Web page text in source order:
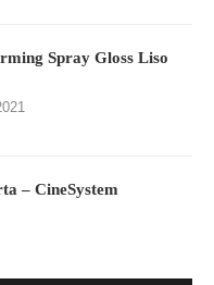
Spray Gloss Liso
– CineSystem